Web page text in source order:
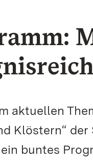
aktuellen
Klöstern“
buntes